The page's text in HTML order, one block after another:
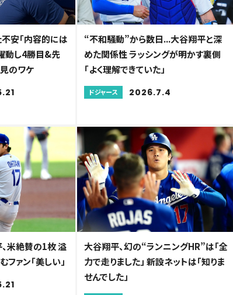
安「内容的には
動し4勝目&先
のワケ
“不和騒動”から数日...大谷翔平と深
めた関係性 ラッシングが明かす裏側
「よく理解できていた」
ドジャース 2026.7.4
、米絶賛の1枚 溢
ァン「美しい」
大谷翔平、幻の“ランニングHR”は「全
力で走りました」 新設ネットは「知りま
せんでした」